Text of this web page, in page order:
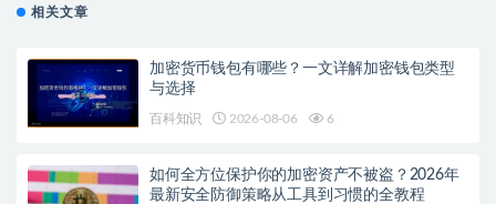
相关文章
加密货币钱包有哪些？一文详解加密钱包类型
与选择
百科知识 2026-08-06 6
如何全方位保护你的加密资产不被盗？2026年
最新安全防御策略从工具到习惯的全教程